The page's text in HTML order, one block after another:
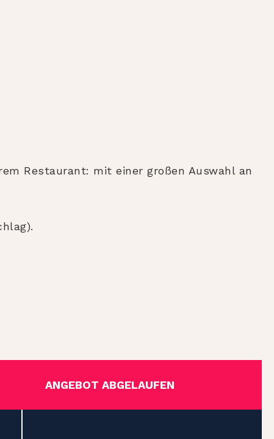
Restaurant: mit einer großen Auswahl an
ANGEBOT ABGELAUFEN